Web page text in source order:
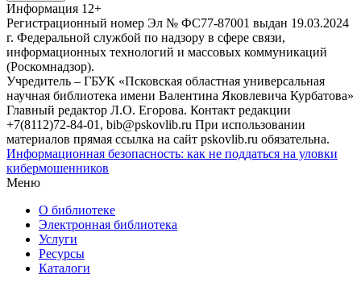
Информация 12+
Регистрационный номер Эл № ФС77-87001 выдан 19.03.2024
г. Федеральной службой по надзору в сфере связи,
информационных технологий и массовых коммуникаций
(Роскомнадзор).
Учредитель – ГБУК «Псковская областная универсальная
научная библиотека имени Валентина Яковлевича Курбатова»
Главный редактор Л.О. Егорова. Контакт редакции
+7(8112)72-84-01, bib@pskovlib.ru При использовании
материалов прямая ссылка на сайт pskovlib.ru обязательна.
Информационная безопасность: как не поддаться на уловки
кибермошенников
Меню
О библиотеке
Электронная библиотека
Услуги
Ресурсы
Каталоги